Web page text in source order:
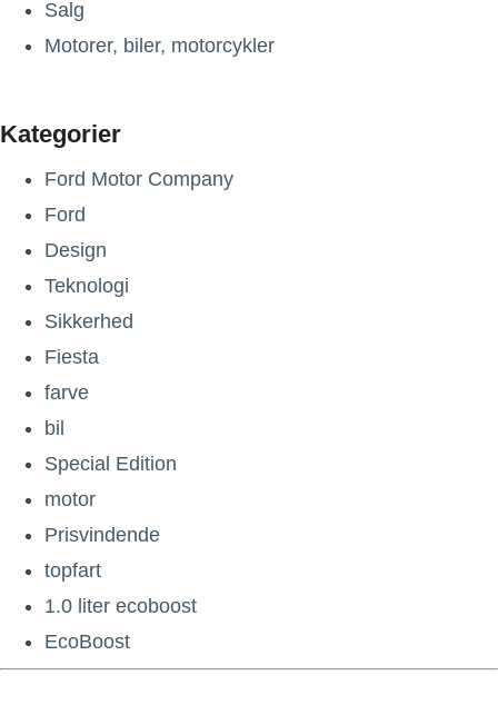
Salg
Motorer, biler, motorcykler
Kategorier
Ford Motor Company
Ford
Design
Teknologi
Sikkerhed
Fiesta
farve
bil
Special Edition
motor
Prisvindende
topfart
1.0 liter ecoboost
EcoBoost